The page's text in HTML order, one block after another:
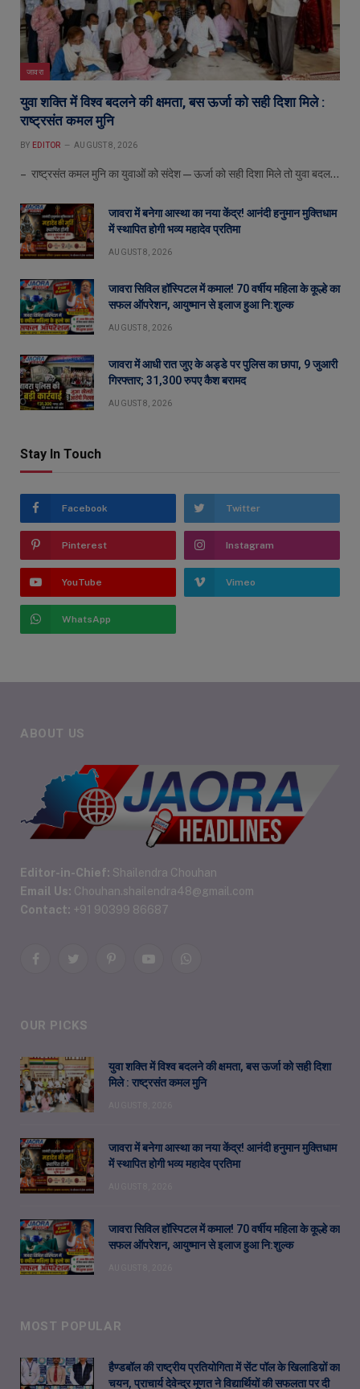
जावरा
युवा शक्ति में विश्व बदलने की क्षमता, बस ऊर्जा को सही दिशा मिले :
राष्ट्रसंत कमल मुनि
BY EDITOR AUGUST 8, 2026
– राष्ट्रसंत कमल मुनि का युवाओं को संदेश—ऊर्जा को सही दिशा मिले तो युवा बदल…
जावरा में बनेगा आस्था का नया केंद्र! आनंदी हनुमान मुक्तिधाम
में स्थापित होगी भव्य महादेव प्रतिमा
AUGUST 8, 2026
जावरा सिविल हॉस्पिटल में कमाल! 70 वर्षीय महिला के कूल्हे का
सफल ऑपरेशन, आयुष्मान से इलाज हुआ नि:शुल्क
AUGUST 8, 2026
जावरा में आधी रात जुए के अड्डे पर पुलिस का छापा, 9 जुआरी
गिरफ्तार; 31,300 रुपए कैश बरामद
AUGUST 8, 2026
Stay In Touch
Facebook Twitter
Pinterest Instagram
YouTube Vimeo
WhatsApp
ABOUT US
Editor-in-Chief: Shailendra Chouhan
Email Us: Chouhan.shailendra48@gmail.com
Contact: +91 90399 86687
FacebookTwitterPinterestYouTubeWhatsApp
OUR PICKS
युवा शक्ति में विश्व बदलने की क्षमता, बस ऊर्जा को सही दिशा
मिले : राष्ट्रसंत कमल मुनि
जावरा में बनेगा आस्था का नया केंद्र! आनंदी हनुमान मुक्तिधाम
में स्थापित होगी भव्य महादेव प्रतिमा
जावरा सिविल हॉस्पिटल में कमाल! 70 वर्षीय महिला के कूल्हे का
सफल ऑपरेशन, आयुष्मान से इलाज हुआ नि:शुल्क
MOST POPULAR
हैण्डबॉल की राष्ट्रीय प्रतियोगिता में सेंट पॉल के खिलाडिय़ों का
चयन, प्राचार्य देवेन्द्र मूणत ने विद्यार्थियों की सफलता पर दी